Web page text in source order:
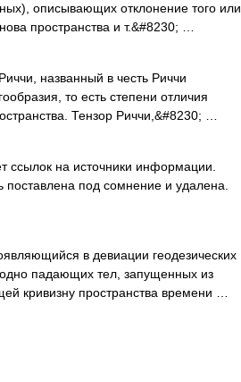
описывающих отклонение того или
пространства и т.&#8230; …
названный в честь Риччи
то есть степени отличия
Тензор Риччи,&#8230; …
ссылок на источники информации.
под сомнение и удалена.
в девиации геодезических
падающих тел, запущенных из
кривизну пространства времени …